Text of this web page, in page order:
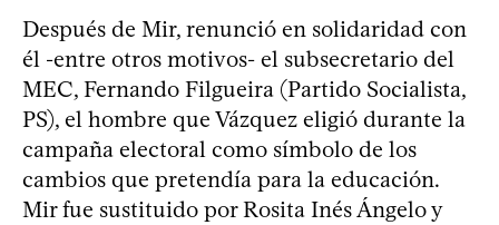
Después de Mir, renunció en solidaridad con
él -entre otros motivos- el subsecretario del
MEC, Fernando Filgueira (Partido Socialista,
PS), el hombre que Vázquez eligió durante la
campaña electoral como símbolo de los
cambios que pretendía para la educación.
Mir fue sustituido por Rosita Inés Ángelo y